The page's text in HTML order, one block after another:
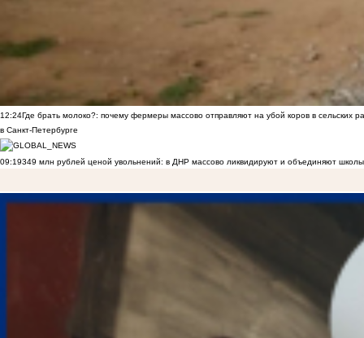
12:24Где брать молоко?: почему фермеры массово отправляют на убой коров в сельских
в Санкт-Петербурге
09:19349 млн рублей ценой увольнений: в ДНР массово ликвидируют и объединяют